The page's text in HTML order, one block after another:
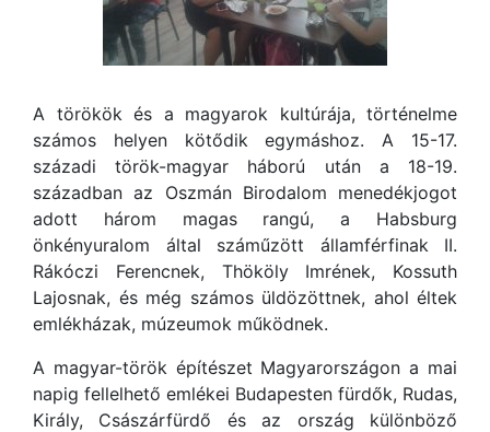
A törökök és a magyarok kultúrája, történelme
számos helyen kötődik egymáshoz. A 15-17.
századi török-magyar háború után a 18-19.
században az Oszmán Birodalom menedékjogot
adott három magas rangú, a Habsburg
önkényuralom által száműzött államférfinak II.
Rákóczi Ferencnek, Thököly Imrének, Kossuth
Lajosnak, és még számos üldözöttnek, ahol éltek
emlékházak, múzeumok működnek.
A magyar-török építészet Magyarországon a mai
napig fellelhető emlékei Budapesten fürdők, Rudas,
Király, Császárfürdő és az ország különböző